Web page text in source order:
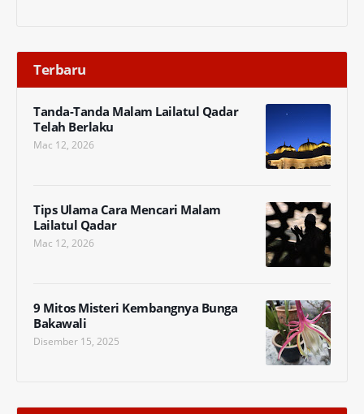
Terbaru
Tanda-Tanda Malam Lailatul Qadar
Telah Berlaku
Mac 12, 2026
Tips Ulama Cara Mencari Malam
Lailatul Qadar
Mac 12, 2026
9 Mitos Misteri Kembangnya Bunga
Bakawali
Disember 15, 2025